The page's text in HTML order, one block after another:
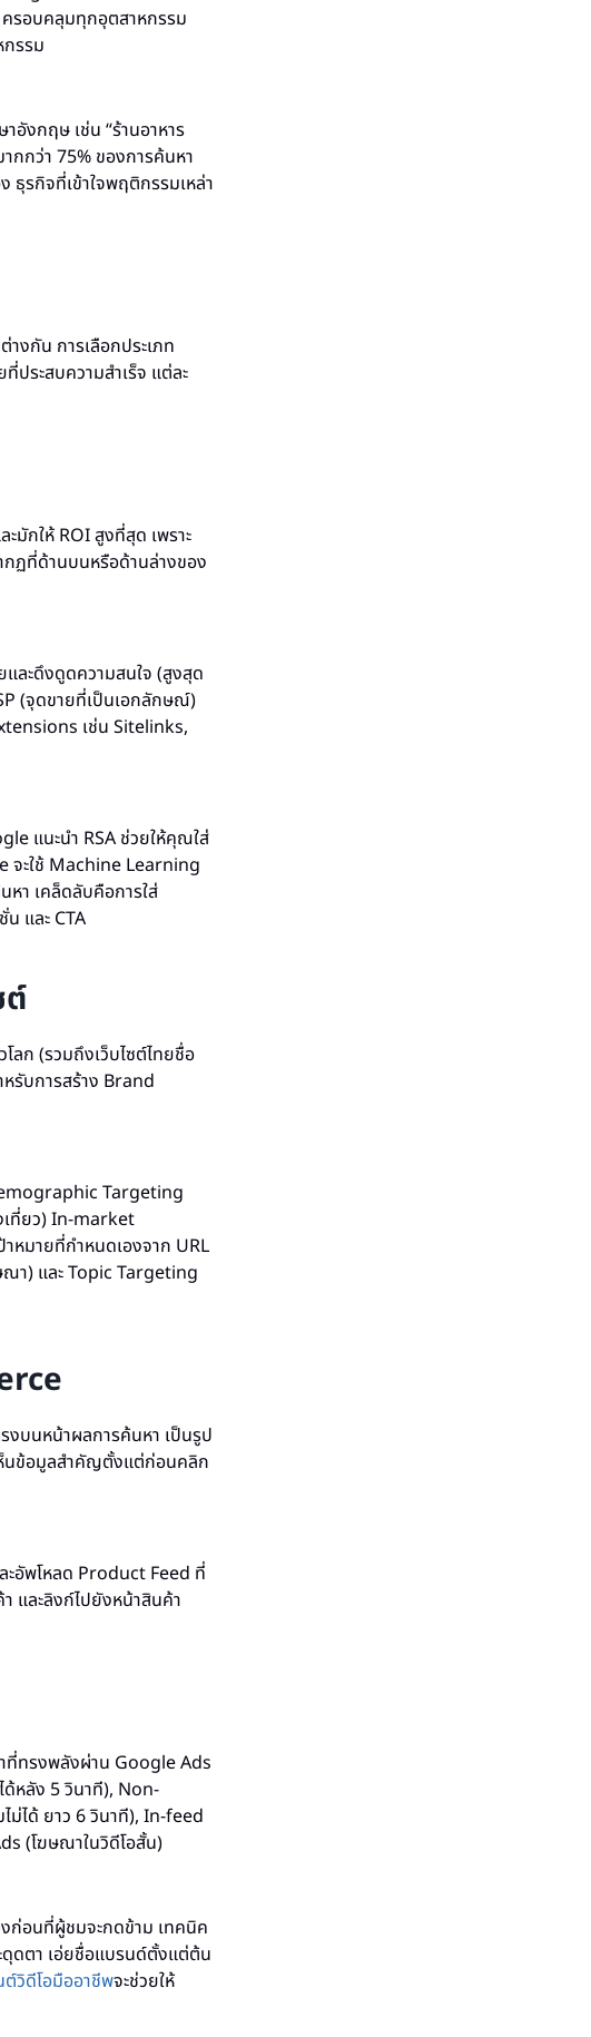
รอบคลุมทุกอุตสาหกรรม
รรม
งกฤษ เช่น “ร้านอาหาร
กกว่า 75% ของการค้นหา
ธุรกิจที่เข้าใจพฤติกรรมเหล่า
งกัน การเลือกประเภท
ระสบความสำเร็จ แต่ละ
กให้ ROI สูงที่สุด เพราะ
กฏที่ด้านบนหรือด้านล่างของ
ละดึงดูดความสนใจ (สูงสุด
(จุดขายที่เป็นเอกลักษณ์)
เช่น Sitelinks,
แนะนำ RSA ช่วยให้คุณใส่
จะใช้ Machine Learning
า เคล็ดลับคือการใส่
และ CTA
ลก (รวมถึงเว็บไซต์ไทยชื่อ
รับการสร้าง Brand
Targeting
เที่ยว) In-market
มายที่กำหนดเองจาก URL
า) และ Topic Targeting
งบนหน้าผลการค้นหา เป็นรูป
นข้อมูลสำคัญตั้งแต่ก่อนคลิก
อัพโหลด Product Feed ที่
และลิงก์ไปยังหน้าสินค้า
ที่ทรงพลังผ่าน Google Ads
หลัง 5 วินาที), Non-
ได้ ยาว 6 วินาที), In-feed
(โฆษณาในวิดีโอสั้น)
ก่อนที่ผู้ชมจะกดข้าม เทคนิค
ดตา เอ่ยชื่อแบรนด์ตั้งแต่ต้น
วิดีโอมืออาชีพจะช่วยให้